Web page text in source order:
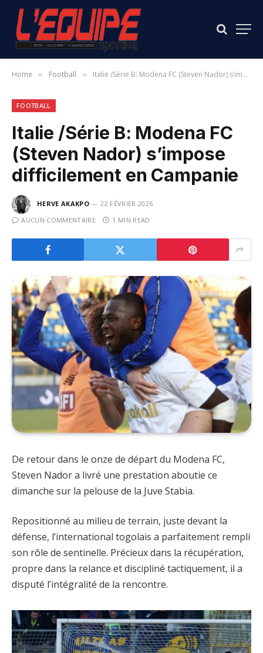
Home » Football » Italie /Série B: Modena FC (Steven Nador) s’impose difficilement en Campanie
FOOTBALL
Italie /Série B: Modena FC
(Steven Nador) s’impose
difficilement en Campanie
HERVE AKAKPO
22 FÉVRIER 2026
AUCUN COMMENTAIRE
1 MIN READ
De retour dans le onze de départ du Modena FC,
Steven Nador a livré une prestation aboutie ce
dimanche sur la pelouse de la Juve Stabia.
Repositionné au milieu de terrain, juste devant la
défense, l’international togolais a parfaitement rempli
son rôle de sentinelle. Précieux dans la récupération,
propre dans la relance et discipliné tactiquement, il a
disputé l’intégralité de la rencontre.